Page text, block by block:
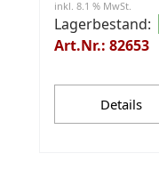
inkl. 8.1 % MwSt.
Lagerbestand:
Art.Nr.: 82653
Details